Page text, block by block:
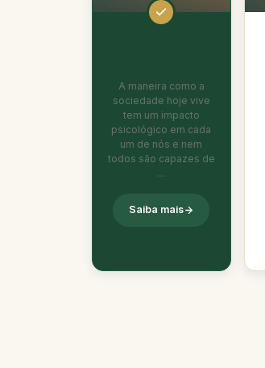
A maneira como a
sociedade hoje vive
tem um impacto
psicológico em cada
um de nós e nem
todos são capazes de
…
Saiba mais